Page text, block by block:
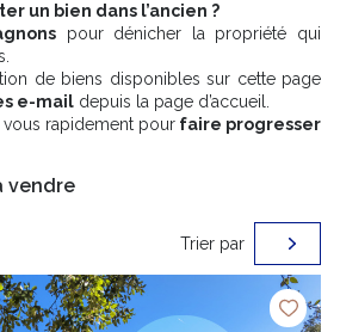
un bien dans l’ancien ?
pour dénicher la propriété qui
de biens disponibles sur cette page
e-mail depuis la page d’accueil.
rapidement pour faire progresser
vendre
Trier par